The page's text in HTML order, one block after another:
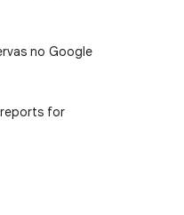
no Google
for